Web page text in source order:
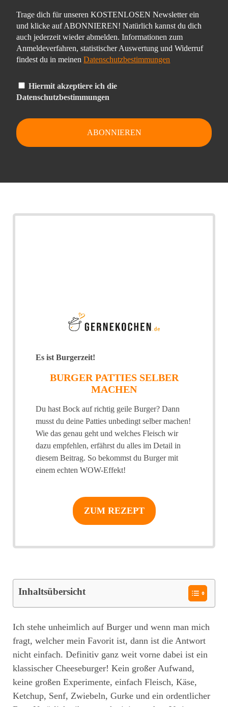
Trage dich für unseren KOSTENLOSEN Newsletter ein
und klicke auf ABONNIEREN! Natürlich kannst du dich
auch jederzeit wieder abmelden. Informationen zum
Anmeldeverfahren, statistischer Auswertung und Widerruf
findest du in meinenDatenschutzbestimmungen
Hiermit akzeptiere ich die
Datenschutzbestimmungen
Es ist Burgerzeit!
BURGER PATTIES SELBER
MACHEN
Du hast Bock auf richtig geile Burger? Dann
musst du deine Patties unbedingt selber machen!
Wie das genau geht und welches Fleisch wir
dazu empfehlen, erfährst du alles im Detail in
diesem Beitrag. So bekommst du Burger mit
einem echten WOW-Effekt!
ZUM REZEPT
Inhaltsübersicht
Ich stehe unheimlich auf Burger und wenn man mich
fragt, welcher mein Favorit ist, dann ist die Antwort
nicht einfach. Definitiv ganz weit vorne dabei ist ein
klassischer Cheeseburger! Kein großer Aufwand,
keine großen Experimente, einfach Fleisch, Käse,
Ketchup, Senf, Zwiebeln, Gurke und ein ordentlicher